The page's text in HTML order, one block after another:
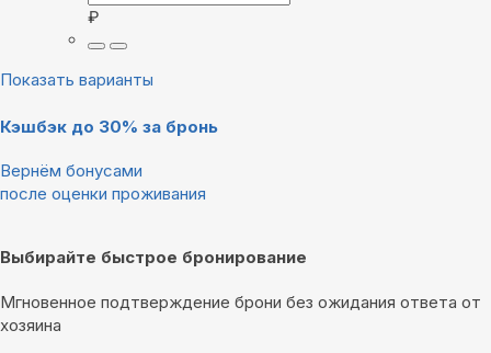
₽
Показать варианты
Кэшбэк до 30% за бронь
Вернём бонусами
после оценки проживания
Выбирайте быстрое бронирование
Мгновенное подтверждение брони без ожидания ответа от
хозяина